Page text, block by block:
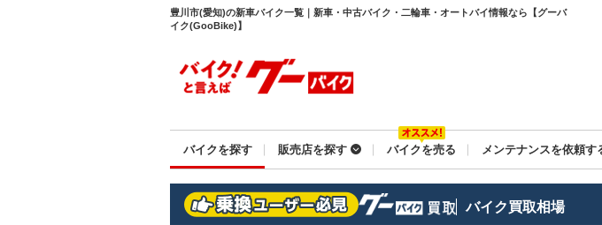
豊川市(愛知)の新車バイク一覧｜新車・中古バイク・二輪車・オートバイ情報なら【グーバ
イク(GooBike)】
バイクを探す 販売店を探す バイクを売る メンテナンスを依頼す
バイク買取相場